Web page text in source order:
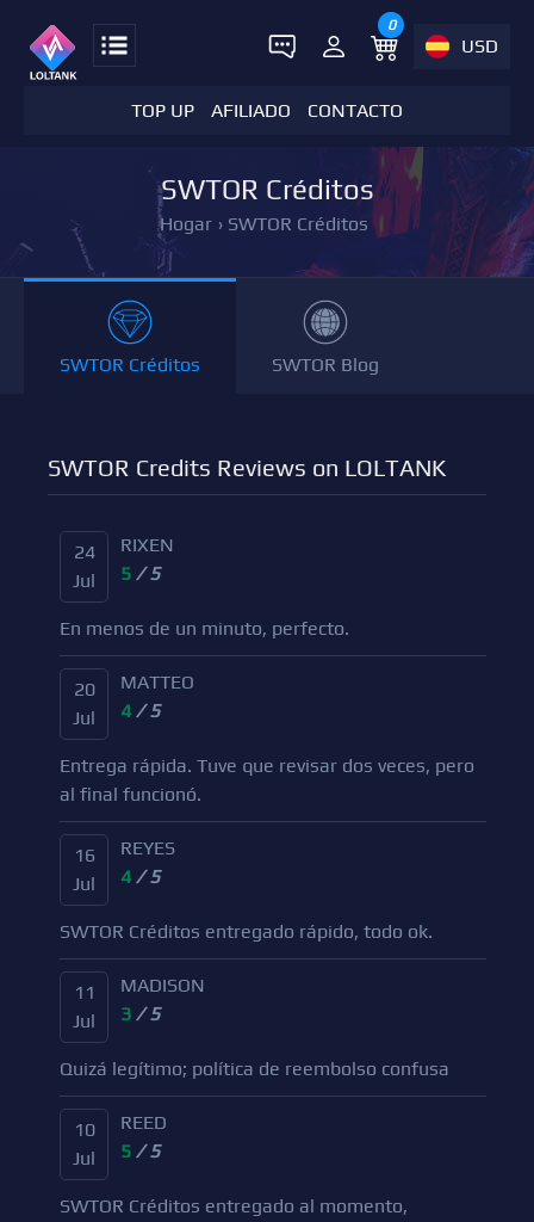
0
USD
TOP UP AFILIADO CONTACTO
SWTOR Créditos
Hogar › SWTOR Créditos
SWTOR Créditos SWTOR Blog
SWTOR Credits Reviews on LOLTANK
24
Jul
RIXEN
5 / 5
En menos de un minuto, perfecto.
20
Jul
MATTEO
4 / 5
Entrega rápida. Tuve que revisar dos veces, pero
al final funcionó.
16
Jul
REYES
4 / 5
SWTOR Créditos entregado rápido, todo ok.
11
Jul
MADISON
3 / 5
Quizá legítimo; política de reembolso confusa
10
Jul
REED
5 / 5
SWTOR Créditos entregado al momento,